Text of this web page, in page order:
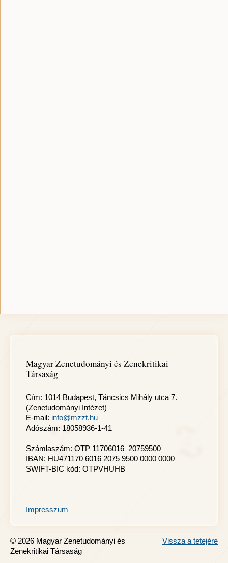
Magyar Zenetudományi és Zenekritikai
Társaság
Cím: 1014 Budapest, Táncsics Mihály utca 7.
(Zenetudományi Intézet)
E-mail: info@mzzt.hu
Adószám: 18058936-1-41
Számlaszám: OTP 11706016–20759500
IBAN: HU471170 6016 2075 9500 0000 0000
SWIFT-BIC kód: OTPVHUHB
Impresszum
Vissza a tetejére
© 2026 Magyar Zenetudományi és
Zenekritikai Társaság